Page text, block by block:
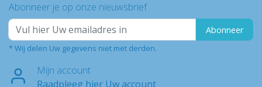
Abonneer je op onze nieuwsbrief
Abonneer
* Wij delen Uw gegevens niet met derden.
Mijn account
Raadpleeg hier Uw account